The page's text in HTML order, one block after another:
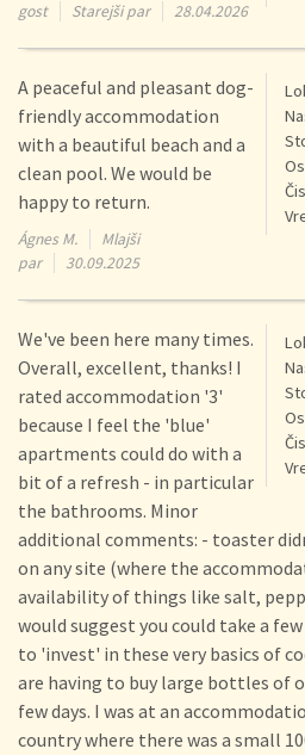
gost Starejši par 28.04.2026
A peaceful and pleasant dog-
friendly accommodation
with a beautiful beach and a
clean pool. We would be
happy to return.
Ágnes M.
Mlajši
par
30.09.2025
We've been here many times.
Overall, excellent, thanks! I
rated accommodation '3'
because I feel the 'blue'
apartments could do with a
bit of a refresh - in particular
the bathrooms. Minor
additional comments: - toaster
on any site (where the
availability of things like salt,
would suggest you could take a
to 'invest' in these very basics of
are having to buy large bottles of
few days. I was at an
country where there was a small